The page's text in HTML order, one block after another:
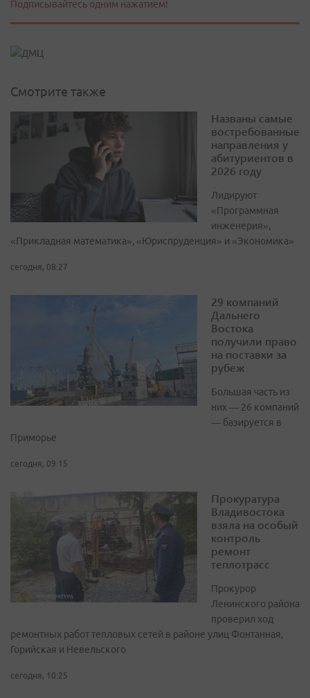
Подписывайтесь одним нажатием!
Смотрите также
Названы самые
востребованные
направления у
абитуриентов в
2026 году
Лидируют
«Программная
инженерия»,
«Прикладная математика», «Юриспруденция» и «Экономика»
сегодня, 08:27
29 компаний
Дальнего
Востока
получили право
на поставки за
рубеж
Большая часть из
них — 26 компаний
— базируется в
Приморье
сегодня, 09:15
Прокуратура
Владивостока
взяла на особый
контроль
ремонт
теплотрасс
Прокурор
Ленинского района
проверил ход
ремонтных работ тепловых сетей в районе улиц Фонтанная,
Горийская и Невельского
сегодня, 10:25